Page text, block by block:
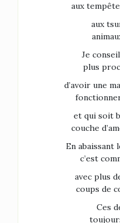
aux
aux
Je
plus
d’avoir une
et qui soit
couche
En abaissant
c’est
avec plus
coups de
Ces